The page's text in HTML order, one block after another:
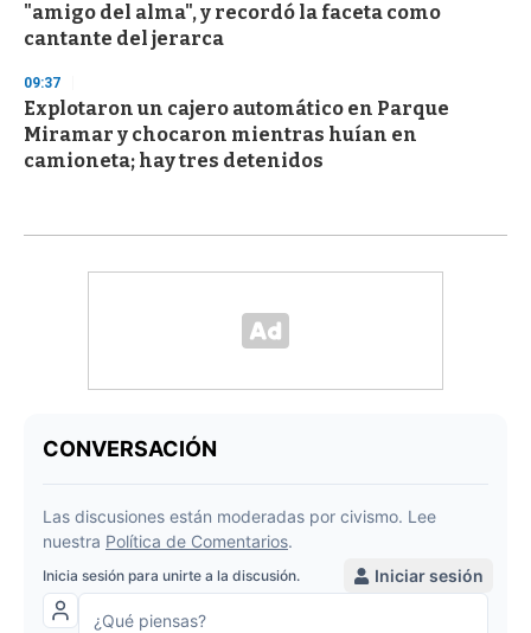
"amigo del alma", y recordó la faceta como
cantante del jerarca
09:37
Explotaron un cajero automático en Parque
Miramar y chocaron mientras huían en
camioneta; hay tres detenidos